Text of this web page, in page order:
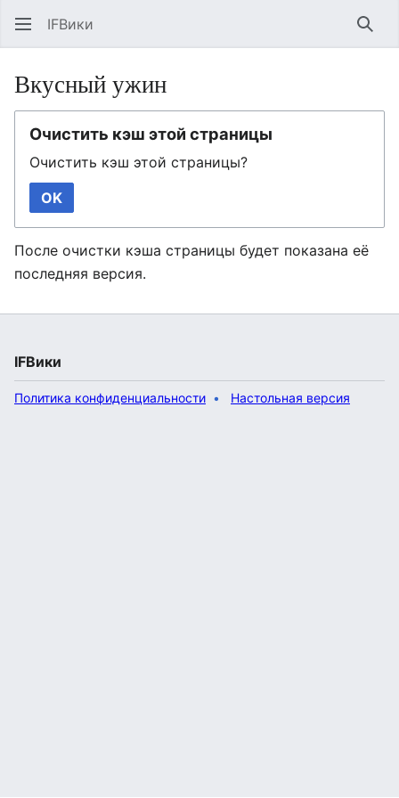
IFВики
Вкусный ужин
Очистить кэш этой страницы
Очистить кэш этой страницы?
OK
После очистки кэша страницы будет показана её
последняя версия.
IFВики
Политика конфиденциальности Настольная версия